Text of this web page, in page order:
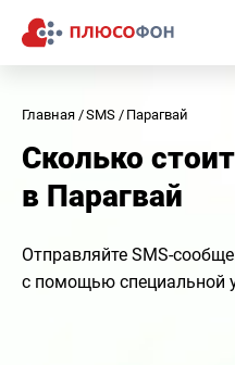
Главная SMS Парагвай
Сколько
в Парагвай
Отправляйте SMS-
с помощью специальной